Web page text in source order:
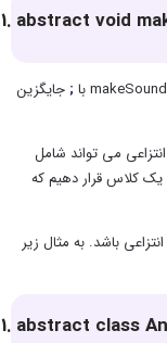
abstract void
;جایگزین
می تواند شامل
یک کلاس قرار دهیم که
باشد. به مثال زیر
abstract class